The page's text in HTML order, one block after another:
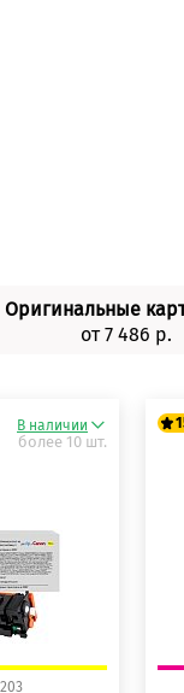
Оригинальные
от 7 486 р.
В наличии
более 10 шт.